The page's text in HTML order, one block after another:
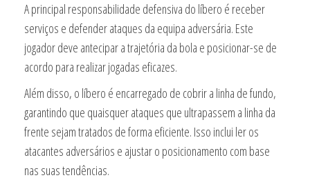
A principal responsabilidade defensiva do líbero é receber
serviços e defender ataques da equipa adversária. Este
jogador deve antecipar a trajetória da bola e posicionar-se de
acordo para realizar jogadas eficazes.
Além disso, o líbero é encarregado de cobrir a linha de fundo,
garantindo que quaisquer ataques que ultrapassem a linha da
frente sejam tratados de forma eficiente. Isso inclui ler os
atacantes adversários e ajustar o posicionamento com base
nas suas tendências.